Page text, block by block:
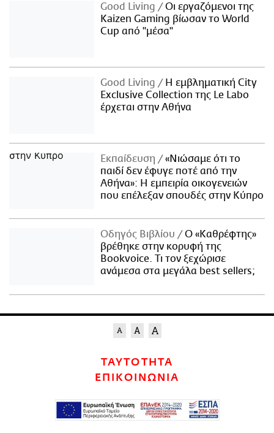
Good Living
Οι εργαζόμενοι της
Kaizen Gaming βίωσαν το World
Cup από "μέσα"
Good Living
Η εμβληματική City
Exclusive Collection της Le Labo
έρχεται στην Αθήνα
Εκπαίδευση
«Νιώσαμε ότι το
παιδί δεν έφυγε ποτέ από την
Αθήνα»: Η εμπειρία οικογενειών
που επέλεξαν σπουδές στην Κύπρο
Οδηγός Βιβλίου
Ο «Καθρέφτης»
βρέθηκε στην κορυφή της
Bookvoice. Τι τον ξεχώρισε
ανάμεσα στα μεγάλα best sellers;
ΤΑΥΤΟΤΗΤΑ
ΕΠΙΚΟΙΝΩΝΙΑ